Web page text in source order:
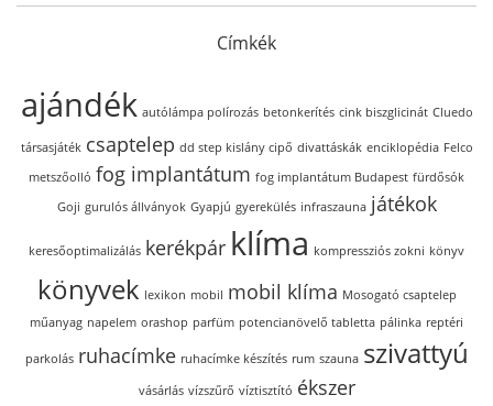
Címkék
ajándék autólámpa polírozás betonkerítés cink biszglicinát Cluedo
társasjáték csaptelep dd step kislány cipő divattáskák enciklopédia Felco
metszőolló fog implantátum fog implantátum Budapest fürdősók
Goji gurulós állványok Gyapjú gyerekülés infraszauna játékok
keresőoptimalizálás kerékpár klíma kompressziós zokni könyv
könyvek lexikon mobil mobil klíma Mosogató csaptelep
műanyag napelem orashop parfüm potencianövelő tabletta pálinka reptéri
parkolás ruhacímke ruhacímke készítés rum szauna szivattyú
vásárlás vízszűrő víztisztító ékszer